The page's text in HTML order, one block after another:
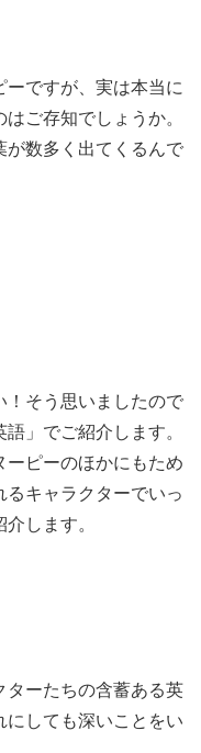
ですが、実は本当に
ご存知でしょうか。
が数多く出てくるんで
！そう思いましたので
」でご紹介します。
ーピーのほかにもため
キャラクターでいっ
します。
ターたちの含蓄ある英
しても深いことをい